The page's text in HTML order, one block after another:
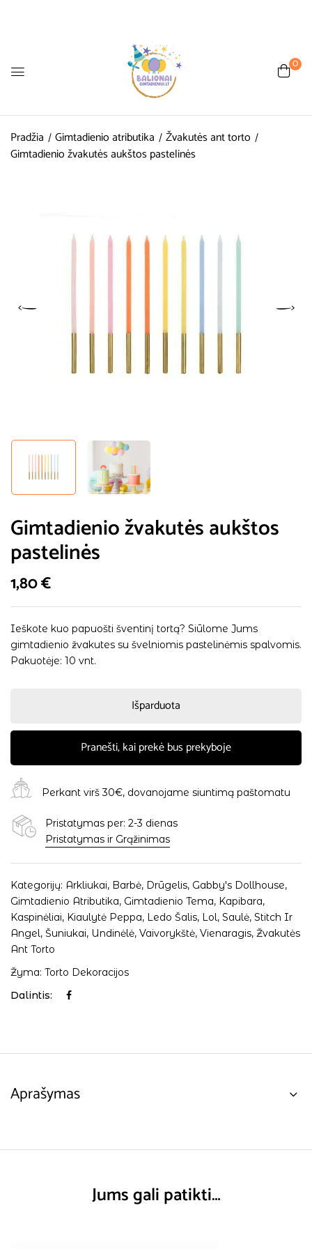
0
Pradžia Gimtadienio atributika
Žvakutės ant torto
Gimtadienio žvakutės aukštos pastelinės
Gimtadienio žvakutės aukštos
pastelinės
1,80€
Ieškote kuo papuošti šventinį tortą? Siūlome Jums
gimtadienio žvakutes su švelniomis pastelinėmis spalvomis.
Pakuotėje: 10 vnt.
Išparduota
Pranešti, kai prekė bus prekyboje
Perkant virš 30€, dovanojame siuntimą paštomatu
Pristatymas per: 2-3 dienas
Pristatymas ir Grąžinimas
Kategorijų: Arkliukai, Barbė, Drūgelis, Gabby's Dollhouse,
Gimtadienio Atributika, Gimtadienio Tema, Kapibara,
Kaspinėliai, Kiaulytė Peppa, Ledo Šalis, Lol, Saulė, Stitch Ir
Angel, Šuniukai, Undinėlė, Vaivorykštė, Vienaragis, Žvakutės
Ant Torto
Žyma: Torto Dekoracijos
Dalintis:
Aprašymas
Jums gali patikti…